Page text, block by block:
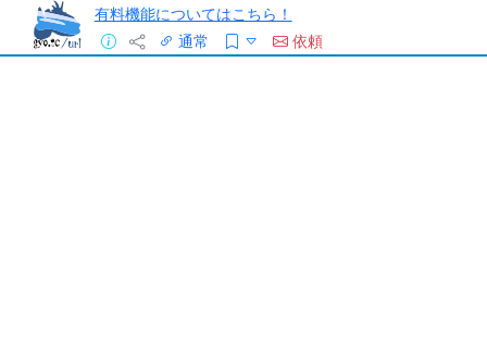
有料機能についてはこちら！
通常
依頼